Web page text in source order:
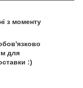
з моменту
для
:)